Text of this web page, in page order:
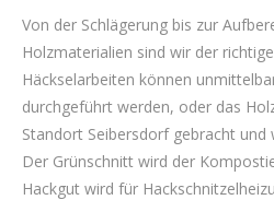
Von der Schlägerung bis zur
Holzmaterialien sind wir der
Häckselarbeiten können
durchgeführt werden, oder das
Standort Seibersdorf gebracht und
Der Grünschnitt wird der
Hackgut wird für